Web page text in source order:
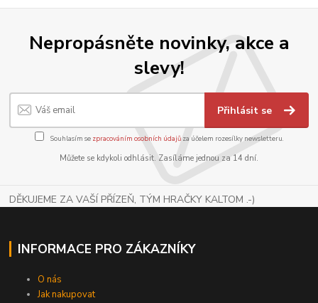
Nepropásněte novinky, akce a
slevy!
Přihlásit se
Souhlasím se zpracováním osobních údajůza účelem rozesílky newsletteru.
Můžete se kdykoli odhlásit. Zasíláme jednou za 14 dní.
DĚKUJEME ZA VAŠÍ PŘÍZEŇ, TÝM HRAČKY KALTOM .-)
INFORMACE PRO ZÁKAZNÍKY
O nás
Jak nakupovat